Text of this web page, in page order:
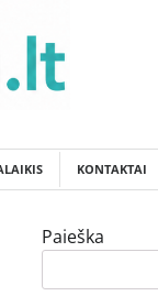
KONTAKTAI
Paieška